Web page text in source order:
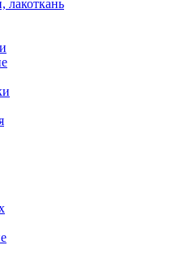
лакоткань